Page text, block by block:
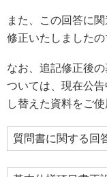
また、この回答に
修正いたしましたの
なお、追記修正後
ついては、現在公
し替えた資料をご使
質問書に関する回